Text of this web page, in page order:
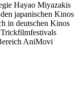
Hayao Miyazakis
japanischen Kinos
in deutschen Kinos
AniMovi